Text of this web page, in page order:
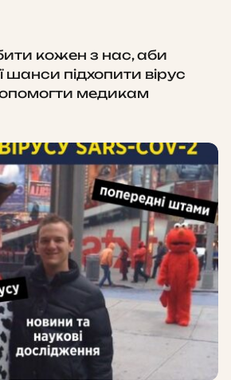
кожен з нас, аби
підхопити вірус
медикам